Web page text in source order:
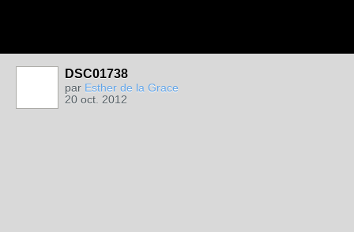
DSC01738
par Esther de la Grace
20 oct. 2012